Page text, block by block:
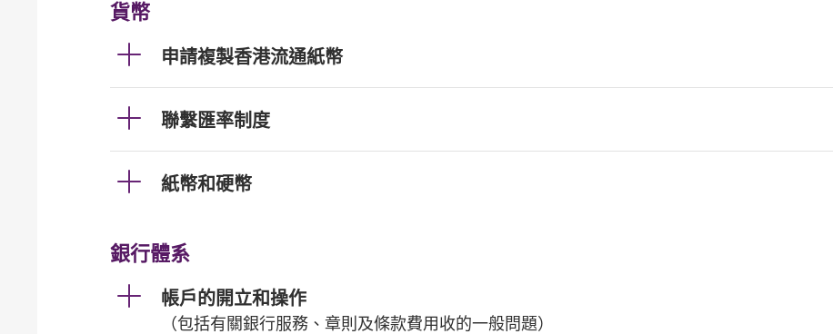
貨幣
申請複製香港流通紙幣
聯繫匯率制度
紙幣和硬幣
銀行體系
帳戶的開立和操作
（包括有關銀行服務、章則及條款費用收的一般問題）